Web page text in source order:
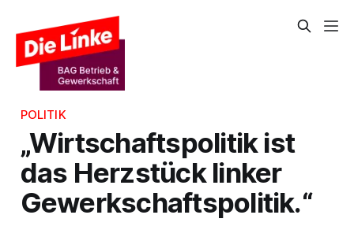
POLITIK
„Wirtschaftspolitik ist
das Herzstück linker
Gewerkschaftspolitik.“